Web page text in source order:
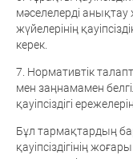
мәселелерді анықтау
жүйелерінің
керек.
7. Нормативтік
мен заңнамамен
қауіпсіздігі
Бұл тармақтардың
қауіпсіздігінің